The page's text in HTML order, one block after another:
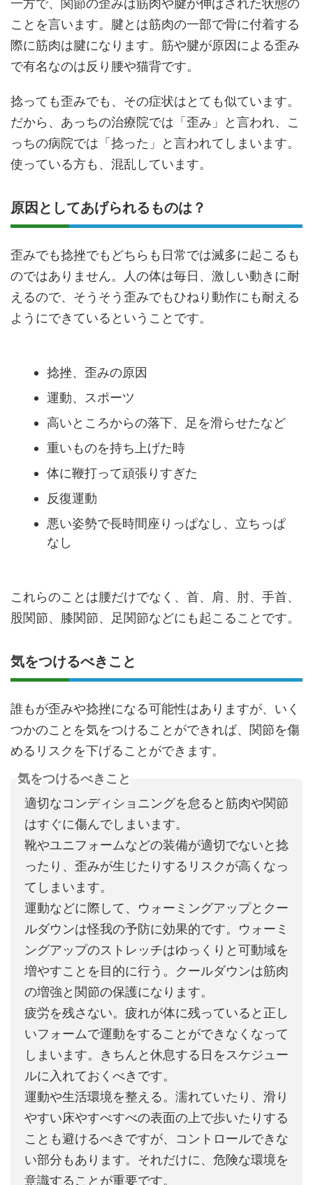
ことを言います。腱とは筋肉の一部で骨に付着する
際に筋肉は腱になります。筋や腱が原因による歪み
で有名なのは反り腰や猫背です。
捻っても歪みでも、その症状はとても似ています。
だから、あっちの治療院では「歪み」と言われ、こ
っちの病院では「捻った」と言われてしまいます。
使っている方も、混乱しています。
原因としてあげられるものは？
歪みでも捻挫でもどちらも日常では滅多に起こるも
のではありません。人の体は毎日、激しい動きに耐
えるので、そうそう歪みでもひねり動作にも耐える
ようにできているということです。
捻挫、歪みの原因
運動、スポーツ
高いところからの落下、足を滑らせたなど
重いものを持ち上げた時
体に鞭打って頑張りすぎた
反復運動
悪い姿勢で長時間座りっぱなし、立ちっぱ
なし
これらのことは腰だけでなく、首、肩、肘、手首、
股関節、膝関節、足関節などにも起こることです。
気をつけるべきこと
誰もが歪みや捻挫になる可能性はありますが、いく
つかのことを気をつけることができれば、関節を傷
めるリスクを下げることができます。
気をつけるべきこと
適切なコンディショニングを怠ると筋肉や関節
はすぐに傷んでしまいます。
靴やユニフォームなどの装備が適切でないと捻
ったり、歪みが生じたりするリスクが高くなっ
てしまいます。
運動などに際して、ウォーミングアップとクー
ルダウンは怪我の予防に効果的です。ウォーミ
ングアップのストレッチはゆっくりと可動域を
増やすことを目的に行う。クールダウンは筋肉
の増強と関節の保護になります。
疲労を残さない。疲れが体に残っていると正し
いフォームで運動をすることができなくなって
しまいます。きちんと休息する日をスケジュー
ルに入れておくべきです。
運動や生活環境を整える。濡れていたり、滑り
やすい床やすべすべの表面の上で歩いたりする
ことも避けるべきですが、コントロールできな
い部分もあります。それだけに、危険な環境を
意識することが重要です。